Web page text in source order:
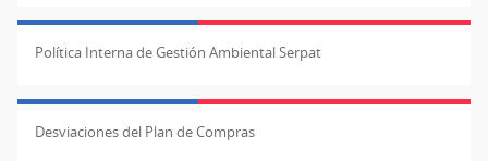
Política Interna de Gestión Ambiental Serpat
Desviaciones del Plan de Compras